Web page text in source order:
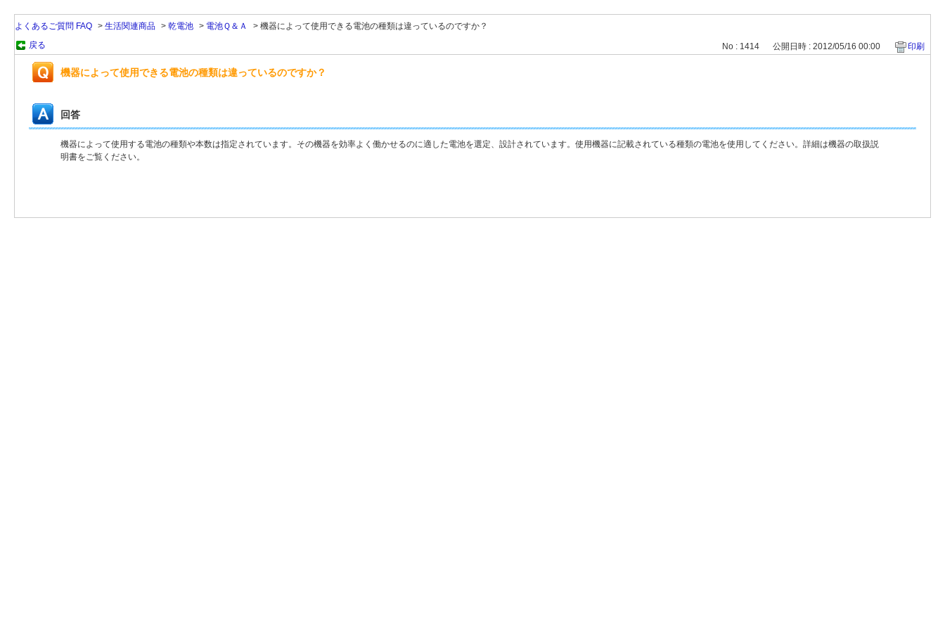
よくあるご質問 FAQ > 生活関連商品 > 乾電池 > 電池Ｑ＆Ａ > 機器によって使用できる電池の種類は違っているのですか？
戻る
No : 1414 公開日時 : 2012/05/16 00:00 印刷
機器によって使用できる電池の種類は違っているのですか？
回答
機器によって使用する電池の種類や本数は指定されています。その機器を効率よく働かせるのに適した電池を選定、設計されています。使用機器に記載されている種類の電池を使用してください。詳細は機器の取扱説
明書をご覧ください。